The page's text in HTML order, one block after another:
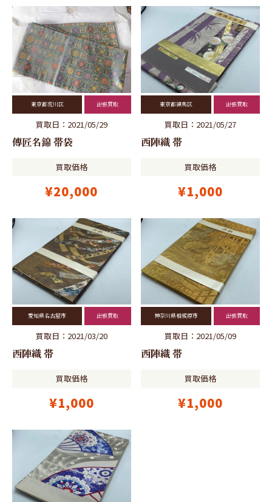
東京都荒川区 出張買取
買取日：2021/05/29
傳匠名錦 帯袋
買取価格
¥20,000
東京都練馬区 出張買取
買取日：2021/05/27
西陣織 帯
買取価格
¥1,000
愛知県名古屋市 出張買取
買取日：2021/03/20
西陣織 帯
買取価格
¥1,000
神奈川県相模原市 出張買取
買取日：2021/05/09
西陣織 帯
買取価格
¥1,000